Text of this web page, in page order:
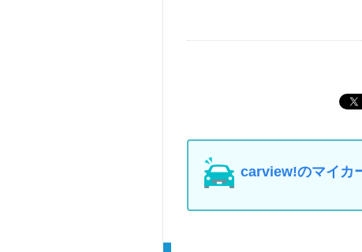
carview!のマイカ